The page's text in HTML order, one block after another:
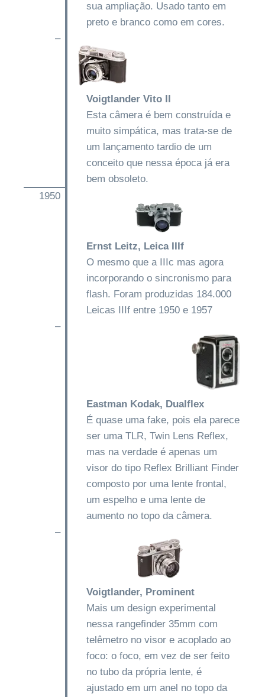
sua ampliação. Usado tanto em
preto e branco como em cores.
–
Voigtlander Vito II
Esta câmera é bem construída e
muito simpática, mas trata-se de
um lançamento tardio de um
conceito que nessa época já era
bem obsoleto.
1950
Ernst Leitz, Leica IIIf
O mesmo que a IIIc mas agora
incorporando o sincronismo para
flash. Foram produzidas 184.000
Leicas IIIf entre 1950 e 1957
–
Eastman Kodak, Dualflex
É quase uma fake, pois ela parece
ser uma TLR, Twin Lens Reflex,
mas na verdade é apenas um
visor do tipo Reflex Brilliant Finder
composto por uma lente frontal,
um espelho e uma lente de
aumento no topo da câmera.
–
Voigtlander, Prominent
Mais um design experimental
nessa rangefinder 35mm com
telêmetro no visor e acoplado ao
foco: o foco, em vez de ser feito
no tubo da própria lente, é
ajustado em um anel no topo da